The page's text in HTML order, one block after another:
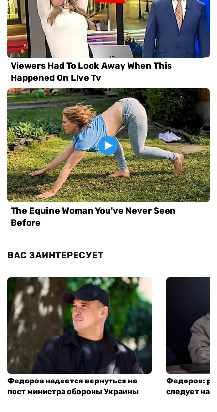
ВАС ЗАИНТЕРЕСУЕТ
Федоров надеется вернуться на
пост министра обороны Украины
Федоров:
следует